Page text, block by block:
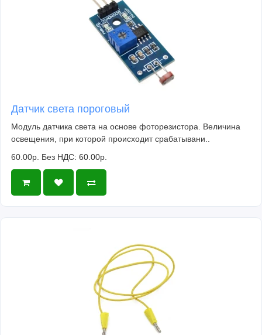
Датчик света пороговый
Модуль датчика света на основе фоторезистора. Величина
освещения, при которой происходит срабатывани..
60.00р. Без НДС: 60.00р.